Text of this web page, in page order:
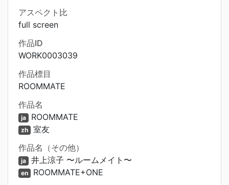
アスペクト比
full screen
作品ID
WORK0003039
作品標目
ROOMMATE
作品名
ja ROOMMATE
zh 室友
作品名（その他）
ja 井上涼子 〜ルームメイト〜
en ROOMMATE+ONE